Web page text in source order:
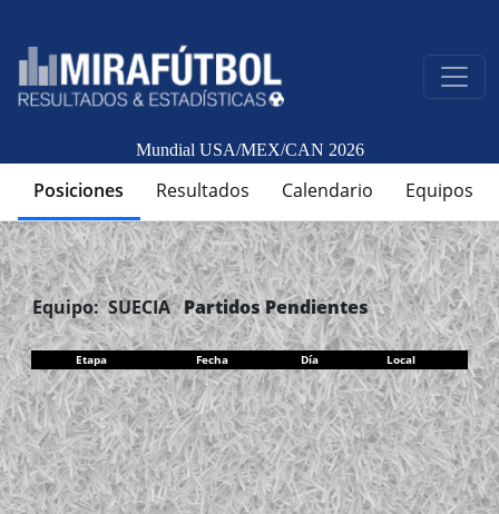
Mundial USA/MEX/CAN 2026
Posiciones Resultados Calendario Equipos
Equipo: SUECIAPartidos Pendientes
Etapa Fecha Día Local